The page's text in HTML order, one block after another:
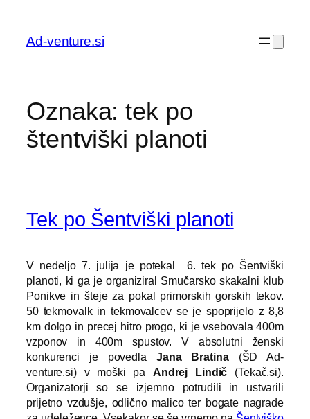
vsebino
Ad-venture.si
Oznaka:tek po
štentviški planoti
Tek po Šentviški planoti
V nedeljo 7. julija je potekal 6. tek po Šentviški
planoti, ki ga je organiziral Smučarsko skakalni klub
Ponikve in šteje za pokal primorskih gorskih tekov.
50 tekmovalk in tekmovalcev se je spoprijelo z 8,8
km dolgo in precej hitro progo, ki je vsebovala 400m
vzponov in 400m spustov. V absolutni ženski
konkurenci je povedla Jana Bratina (ŠD Ad-
venture.si) v moški pa Andrej Lindič (Tekač.si).
Organizatorji so se izjemno potrudili in ustvarili
prijetno vzdušje, odlično malico ter bogate nagrade